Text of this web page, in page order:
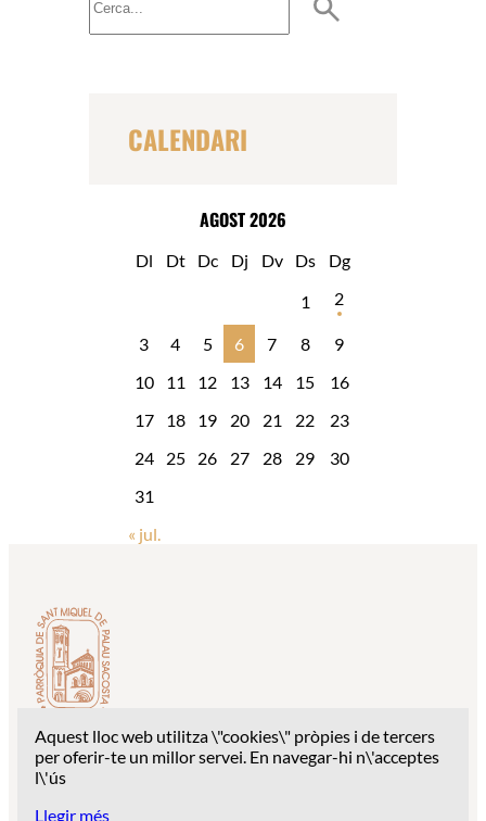
u
s
CALENDARI
AGOST 2026
Dl Dt Dc Dj Dv Ds
Dg
1
2
3 4 5 6 7 8
9
10
11 12 13 14 15
16
17
18 19 20 21 22
23
24
25 26 27 28 29
30
31
« jul.
Despatx parroquial: c/ Església Sant Miquel, 1 – 17003
Girona
Correu:palausacosta2020@gmail.com
Aquest lloc web utilitza \"cookies\" pròpies i de tercers
per oferir-te un millor servei. En navegar-hi n\'acceptes
l\'ús
Llegir més